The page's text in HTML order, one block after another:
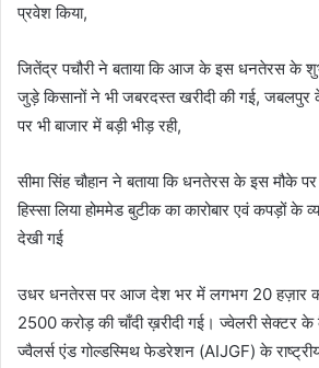
प्रवेश किया,
जितेंद्र पचौरी ने बताया कि आज के इस धनतेरस के
जुड़े किसानों ने भी जबरदस्त खरीदी की गई,
पर भी बाजार में बड़ी भीड़ रही,
सीमा सिंह चौहान ने बताया कि धनतेरस के इस मौके
हिस्सा लिया होममेड बुटीक का कारोबार एवं कपड़ों के
देखी गई
उधर धनतेरस पर आज देश भर में लगभग 20 हज़ार
2500 करोड़ की चाँदी ख़रीदी गई। ज्वेलरी
ज्वैलर्स एंड गोल्डस्मिथ फेडरेशन (AIJGF) के